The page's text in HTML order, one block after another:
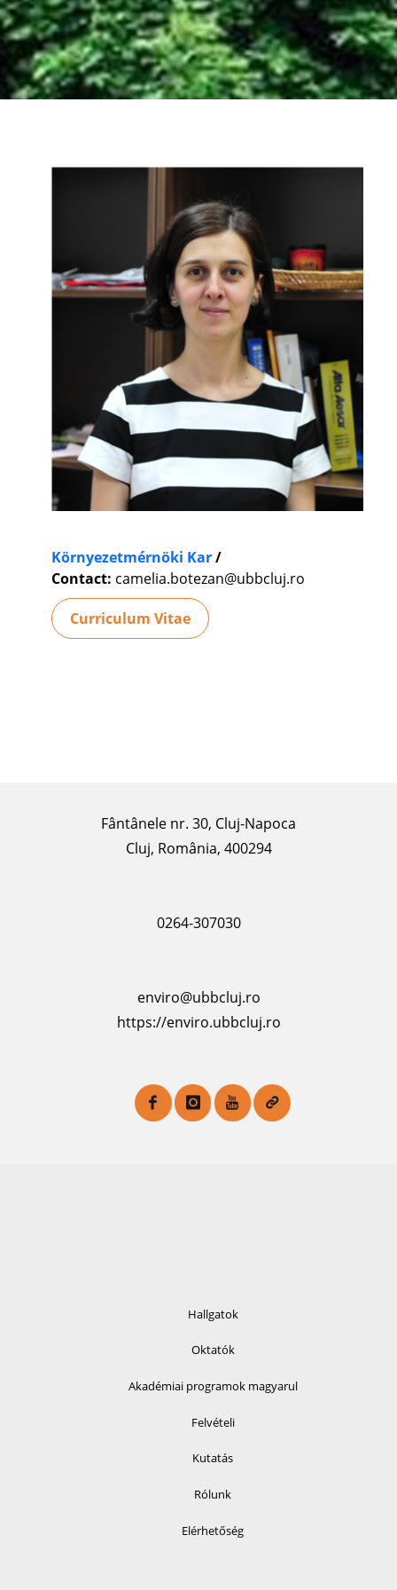
Környezetmérnöki Kar/
Contact: camelia.botezan@ubbcluj.ro
Curriculum Vitae
Fântânele nr. 30, Cluj-Napoca
Cluj, România, 400294
0264-307030
enviro@ubbcluj.ro
https://enviro.ubbcluj.ro
Hallgatok
Oktatók
Akadémiai programok magyarul
Felvételi
Kutatás
Rólunk
Elérhetőség